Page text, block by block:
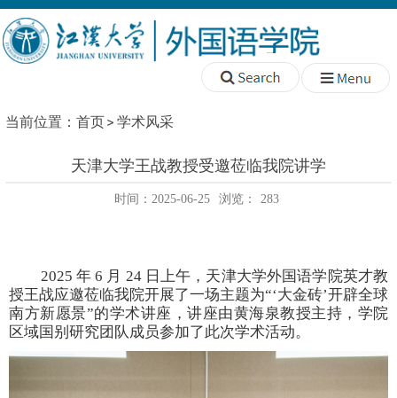
当前位置： 首页 学术风采
天津大学王战教授受邀莅临我院讲学
时间：2025-06-25 浏览： 283
2025 年6 月 24 日上午，天津大学外国语学院英才教
授王战应邀莅临我院开展了一场主题为“‘大金砖’开辟全球
南方新愿景”的学术讲座，讲座由黄海泉教授主持，学院
区域国别研究团队成员参加了此次学术活动。